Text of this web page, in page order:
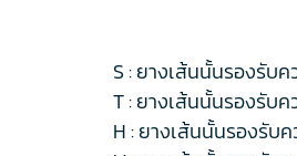
S : ยางเส้นนั้นรองรับ
T : ยางเส้นนั้นรองรับ
H : ยางเส้นนั้นรองรับ